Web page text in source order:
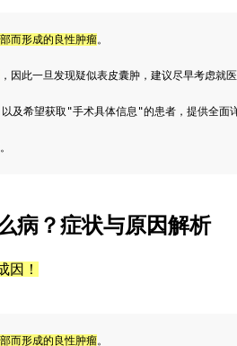
而形成的良性肿瘤。
，因此一旦发现疑似表皮囊肿，建议尽早考虑就医
及希望获取"手术具体信息"的患者，提供全面详
病？症状与原因解析
因！
而形成的良性肿瘤。